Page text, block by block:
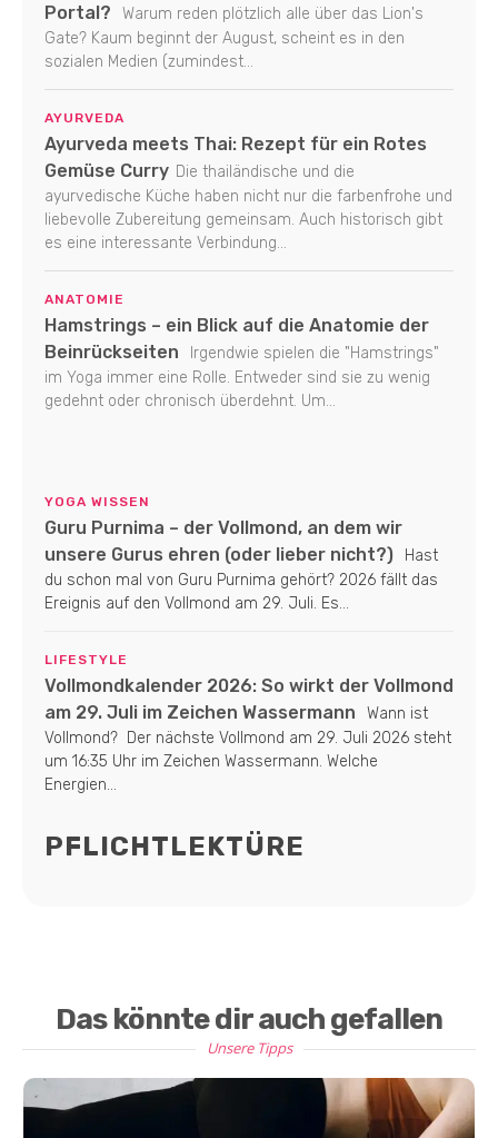
Portal?
Warum reden plötzlich alle über das Lion's
Gate? Kaum beginnt der August, scheint es in den
sozialen Medien (zumindest...
AYURVEDA
Ayurveda meets Thai: Rezept für ein Rotes
Gemüse Curry Die thailändische und die
ayurvedische Küche haben nicht nur die farbenfrohe und
liebevolle Zubereitung gemeinsam. Auch historisch gibt
es eine interessante Verbindung...
ANATOMIE
Hamstrings – ein Blick auf die Anatomie der
Beinrückseiten
Irgendwie spielen die "Hamstrings"
im Yoga immer eine Rolle. Entweder sind sie zu wenig
gedehnt oder chronisch überdehnt. Um...
YOGA WISSEN
Guru Purnima – der Vollmond, an dem wir
unsere Gurus ehren (oder lieber nicht?)
Hast
du schon mal von Guru Purnima gehört? 2026 fällt das
Ereignis auf den Vollmond am 29. Juli. Es...
LIFESTYLE
Vollmondkalender 2026: So wirkt der Vollmond
am 29. Juli im Zeichen Wassermann
Wann ist
Vollmond? Der nächste Vollmond am 29. Juli 2026 steht
um 16:35 Uhr im Zeichen Wassermann. Welche
Energien...
PFLICHTLEKTÜRE
Das könnte dir auch gefallen
Unsere Tipps